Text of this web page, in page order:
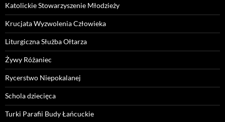
Katolickie Stowarzyszenie Młodzieży
Krucjata Wyzwolenia Człowieka
Liturgiczna Służba Ołtarza
Żywy Różaniec
Rycerstwo Niepokalanej
Schola dziecięca
Turki Parafii Budy Łańcuckie